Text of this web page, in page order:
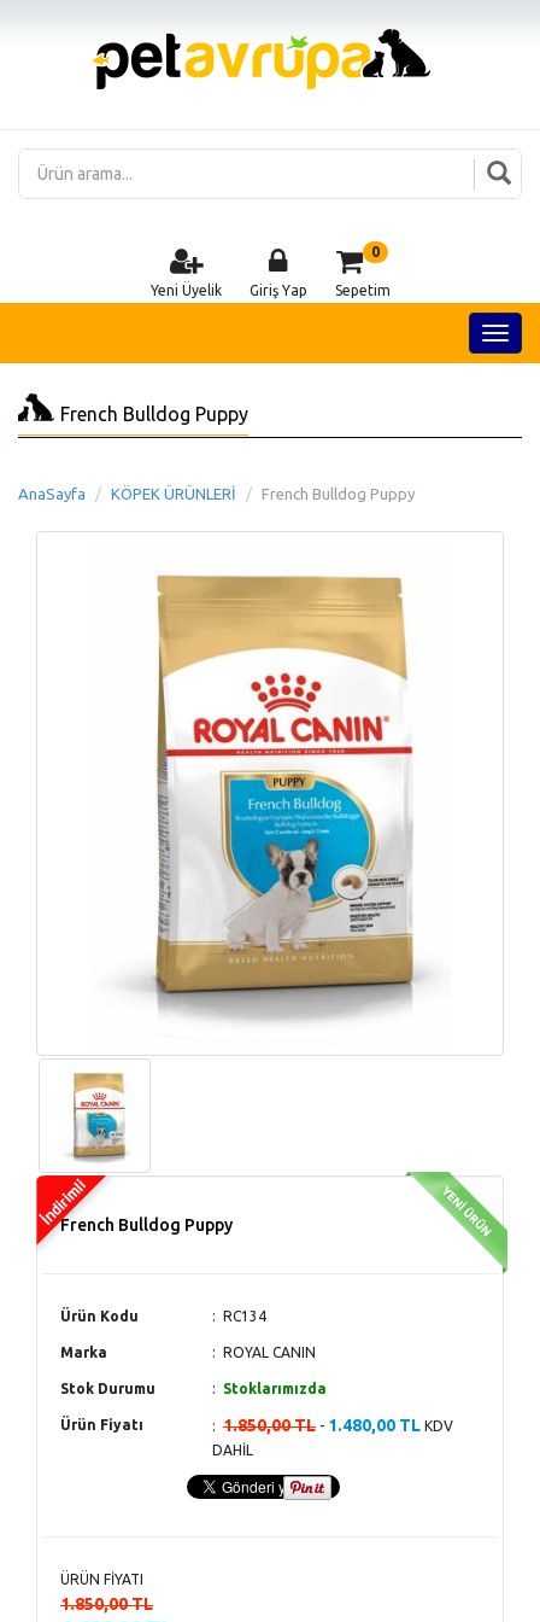
Yeni Üyelik Giriş Yap
0
Sepetim
French Bulldog Puppy
AnaSayfa KÖPEK ÜRÜNLERİ French Bulldog Puppy
French Bulldog Puppy
Ürün Kodu RC134
Marka ROYAL CANIN
Stok Durumu Stoklarımızda
Ürün Fiyatı 1.850,00 TL - 1.480,00 TL KDV
DAHİL
ÜRÜN FİYATI
1.850,00 TL